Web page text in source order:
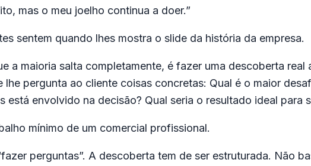
mas o meu joelho continua a doer.”
sentem quando lhes mostra o slide da história da empresa.
a maioria salta completamente, é fazer uma descoberta
pergunta ao cliente coisas concretas: Qual é o maior
está envolvido na decisão? Qual seria o resultado ideal para
mínimo de um comercial profissional.
perguntas”. A descoberta tem de ser estruturada. Não